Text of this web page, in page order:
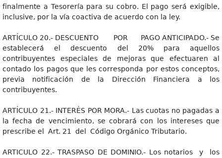
finalmente a Tesorería para su cobro. El pago será exigible,
inclusive, por la vía coactiva de acuerdo con la ley.
ARTÍCULO 20.- DESCUENTO POR PAGO ANTICIPADO.- Se
establecerá el descuento del 20% para aquellos
contribuyentes especiales de mejoras que efectuaren al
contado los pagos que les corresponda por estos conceptos,
previa notificación de la Dirección Financiera a los
contribuyentes.
ARTÍCULO 21.- INTERÉS POR MORA.- Las cuotas no pagadas a
la fecha de vencimiento, se cobrará con los intereses que
prescribe el Art. 21 del Código Orgánico Tributario.
ARTICULO 22.- TRASPASO DE DOMINIO.- Los notarios y los